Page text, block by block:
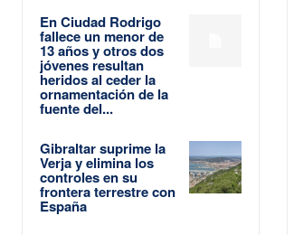
En Ciudad Rodrigo
fallece un menor de
13 años y otros dos
jóvenes resultan
heridos al ceder la
ornamentación de la
fuente del...
Gibraltar suprime la
Verja y elimina los
controles en su
frontera terrestre con
España